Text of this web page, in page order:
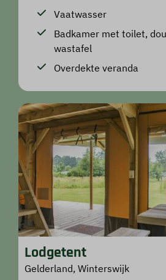
Vaatwasser
Badkamer met toilet,
wastafel
Overdekte veranda
Lodgetent
Gelderland, Winterswijk